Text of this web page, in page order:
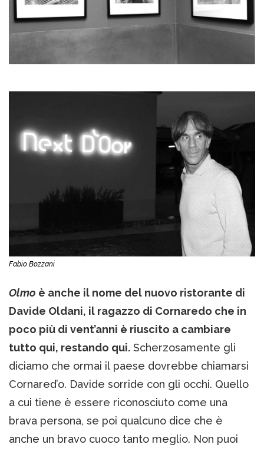
Fabio Bozzani
Olmo è anche il nome del nuovo ristorante di
Davide Oldani, il ragazzo di Cornaredo che in
poco più di vent’anni è riuscito a cambiare
tutto qui, restando qui. Scherzosamente gli
diciamo che ormai il paese dovrebbe chiamarsi
Cornared’o. Davide sorride con gli occhi. Quello
a cui tiene è essere riconosciuto come una
brava persona, se poi qualcuno dice che è
anche un bravo cuoco tanto meglio. Non puoi